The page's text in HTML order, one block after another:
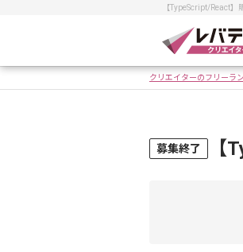
【TypeScript/React
クリエイターのフリーラ
募集終了 【